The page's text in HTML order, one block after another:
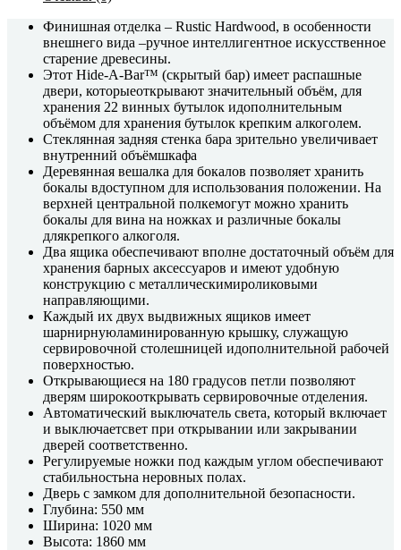
Финишная отделка – Rustic Hardwood, в особенности
внешнего вида –ручное интеллигентное искусственное
старение древесины.
Этот Hide-A-Bar™ (скрытый бар) имеет распашные
двери, которыеоткрывают значительный объём, для
хранения 22 винных бутылок идополнительным
объёмом для хранения бутылок крепким алкоголем.
Стеклянная задняя стенка бара зрительно увеличивает
внутренний объёмшкафа
Деревянная вешалка для бокалов позволяет хранить
бокалы вдоступном для использования положении. На
верхней центральной полкемогут можно хранить
бокалы для вина на ножках и различные бокалы
длякрепкого алкоголя.
Два ящика обеспечивают вполне достаточный объём для
хранения барных аксессуаров и имеют удобную
конструкцию с металлическимироликовыми
направляющими.
Каждый их двух выдвижных ящиков имеет
шарнирнуюламинированную крышку, служащую
сервировочной столешницей идополнительной рабочей
поверхностью.
Открывающиеся на 180 градусов петли позволяют
дверям широкооткрывать сервировочные отделения.
Автоматический выключатель света, который включает
и выключаетсвет при открывании или закрывании
дверей соответственно.
Регулируемые ножки под каждым углом обеспечивают
стабильностьна неровных полах.
Дверь с замком для дополнительной безопасности.
Глубина: 550 мм
Ширина: 1020 мм
Высота: 1860 мм